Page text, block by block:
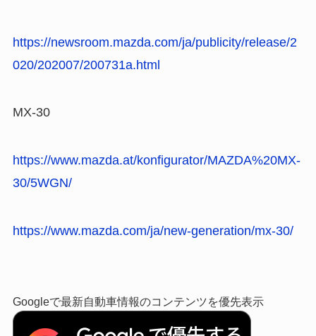
https://newsroom.mazda.com/ja/publicity/release/2
020/202007/200731a.html
MX-30
https://www.mazda.at/konfigurator/MAZDA%20MX-
30/5WGN/
https://www.mazda.com/ja/new-generation/mx-30/
Googleで最新自動車情報のコンテンツを優先表示